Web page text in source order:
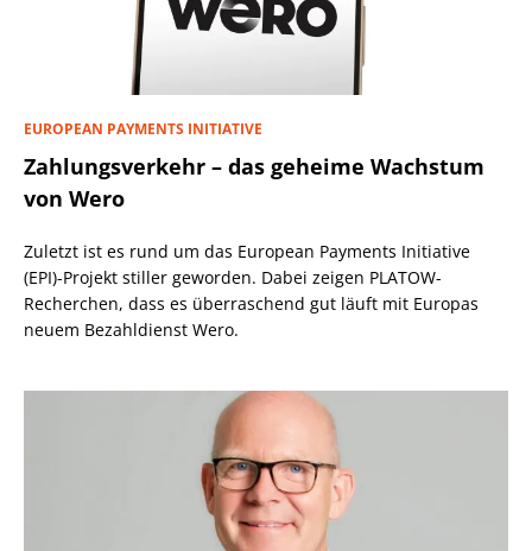
EUROPEAN PAYMENTS INITIATIVE
Zahlungsverkehr – das geheime Wachstum
von Wero
Zuletzt ist es rund um das European Payments Initiative
(EPI)-Projekt stiller geworden. Dabei zeigen PLATOW-
Recherchen, dass es überraschend gut läuft mit Europas
neuem Bezahldienst Wero.